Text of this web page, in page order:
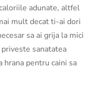
adunate, altfel
mult decat ti-ai dori
sa ai grija la mici
sanatatea
hrana pentru caini sa